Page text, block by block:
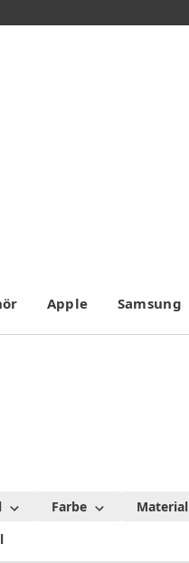
Apple Samsung
Fussball
Handyhüllen
Farbe Material